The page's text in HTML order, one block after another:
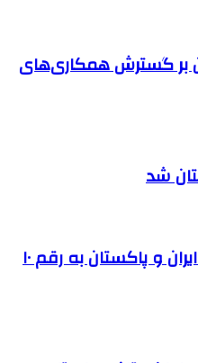
بر گسترش همکاری‌های
شد
افزایش حجم تجارت بین ایران و پاکستان به رقم ۱۰